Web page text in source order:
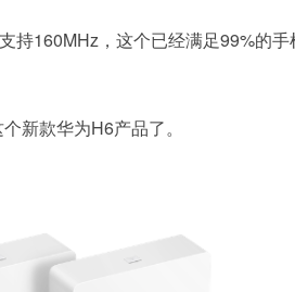
持160MHz，这个已经满足99%的
新款华为H6产品了。